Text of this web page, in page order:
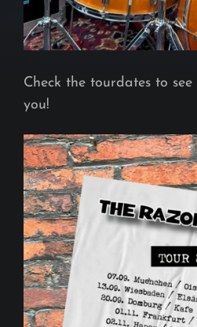
Check the tourdates to see
you!